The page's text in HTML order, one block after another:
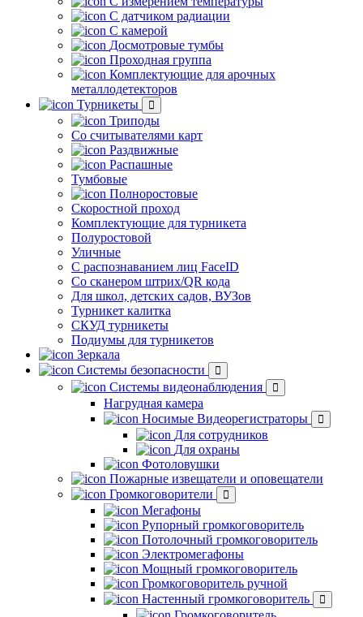
С датчиком радиации
С камерой
Досмотровые тумбы
Проходная группа
Комплектующие для арочных
металлодетекторов
Турникеты
Триподы
Со считывателями карт
Раздвижные
Распашные
Тумбовые
Полноростовые
Скоростной проход
Комплектующие для турникета
Полуростовой
Уличные
С распознаванием лиц FaceID
Со сканером штрих/QR кода
Для школ, детских садов, ВУЗов
Турникет калитка
СКУД турникеты
Подиумы для турникетов
Зеркала
Системы безопасности
Системы видеонаблюдения
Нагрудная камера
Носимые Видеорегистраторы
Для сотрудников
Для охраны
Фотоловушки
Пожарные извещатели и оповещатели
Громкоговорители
Мегафоны
Рупорный громкоговоритель
Потолочный громкоговоритель
Электромегафоны
Мощный громкоговоритель
Громкоговоритель ручной
Настенный громкоговоритель